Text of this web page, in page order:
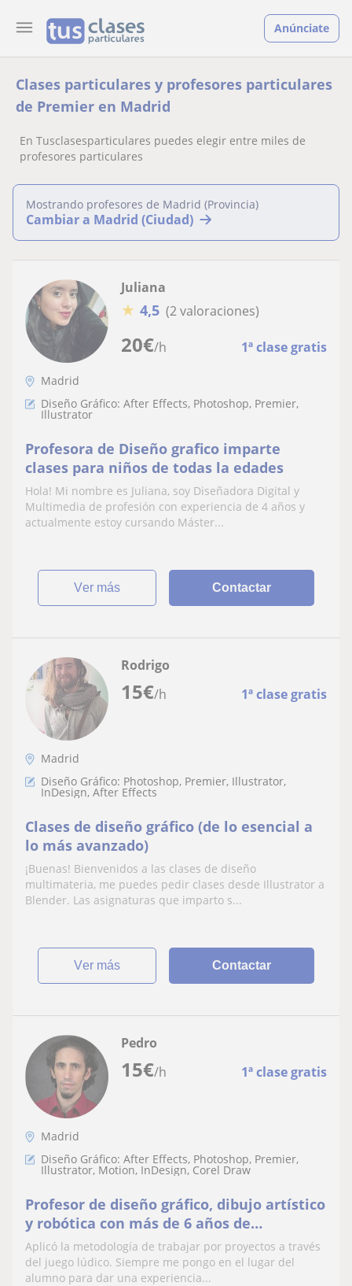
Anúnciate
Clases particulares y profesores particulares
de Premier en Madrid
En Tusclasesparticulares puedes elegir entre miles de
profesores particulares
Mostrando profesores de Madrid (Provincia)
Cambiar a Madrid (Ciudad)
20€/h 1ª clase gratis
Juliana
★ 4,5 (2 valoraciones)
Madrid
Diseño Gráfico: After Effects, Photoshop, Premier,
Illustrator
Profesora de Diseño grafico imparte
clases para niños de todas la edades
Hola! Mi nombre es Juliana, soy Diseñadora Digital y
Multimedia de profesión con experiencia de 4 años y
actualmente estoy cursando Máster...
ver más Contactar
15€/h 1ª clase gratis
Rodrigo
Madrid
Diseño Gráfico: Photoshop, Premier, Illustrator,
InDesign, After Effects
Clases de diseño gráfico (de lo esencial a
lo más avanzado)
¡Buenas! Bienvenidos a las clases de diseño
multimateria, me puedes pedir clases desde Illustrator a
Blender. Las asignaturas que imparto s...
ver más Contactar
15€/h 1ª clase gratis
Pedro
Madrid
Diseño Gráfico: After Effects, Photoshop, Premier,
Illustrator, Motion, InDesign, Corel Draw
Profesor de diseño gráfico, dibujo artístico
y robótica con más de 6 años de
experiencia en dichas materias.
Aplicó la metodología de trabajar por proyectos a través
del juego lúdico. Siempre me pongo en el lugar del
alumno para dar una experiencia...